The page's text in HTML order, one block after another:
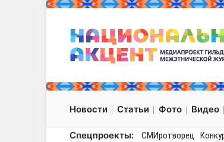
Новости Статьи Фото Видео
Спецпроекты: СМИротворец